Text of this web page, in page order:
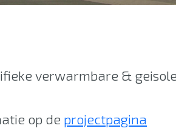
verwarmbare &
op de projectpagina